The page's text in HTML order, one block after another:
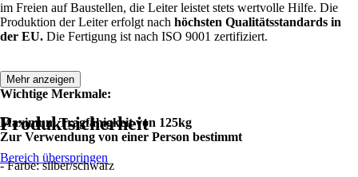
im Freien auf Baustellen, die Leiter leistet stets wertvolle Hilfe. Die
Produktion der Leiter erfolgt nach höchsten Qualitätsstandards in
der EU. Die Fertigung ist nach ISO 9001 zertifiziert.
Wichtige Merkmale:
Maximum Tragfähigkeit von 125kg
Zur Verwendung von einer Person bestimmt
- Farbe: silber/schwarz
Mehr anzeigen
Produktsicherheit
Bereich überspringen